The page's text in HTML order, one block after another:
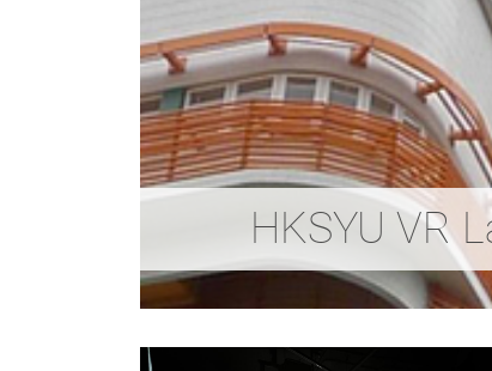
HKSYU VR